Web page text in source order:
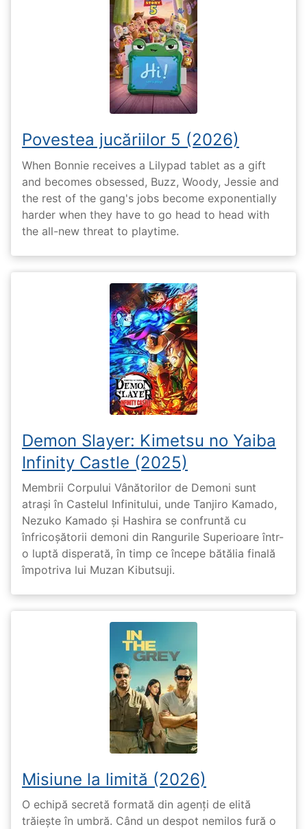
Povestea jucăriilor 5 (2026)
When Bonnie receives a Lilypad tablet as a gift
and becomes obsessed, Buzz, Woody, Jessie and
the rest of the gang's jobs become exponentially
harder when they have to go head to head with
the all-new threat to playtime.
Demon Slayer: Kimetsu no Yaiba
Infinity Castle (2025)
Membrii Corpului Vânătorilor de Demoni sunt
atrași în Castelul Infinitului, unde Tanjiro Kamado,
Nezuko Kamado și Hashira se confruntă cu
înfricoșătorii demoni din Rangurile Superioare într-
o luptă disperată, în timp ce începe bătălia finală
împotriva lui Muzan Kibutsuji.
Misiune la limită (2026)
O echipă secretă formată din agenți de elită
trăiește în umbră. Când un despot nemilos fură o